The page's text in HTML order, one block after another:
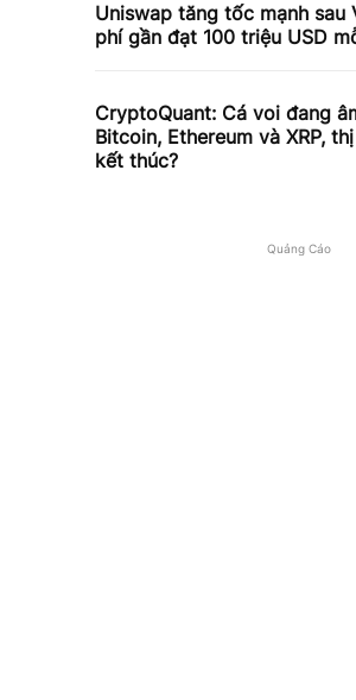
Uniswap tăng tốc mạnh sau
phí gần đạt 100 triệu USD
CryptoQuant: Cá voi đang
Bitcoin, Ethereum và XRP,
kết thúc?
Quảng Cáo